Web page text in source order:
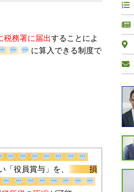
税務署に届出することによ
に算入できる制
算入できる
ない「役員賞与」を、